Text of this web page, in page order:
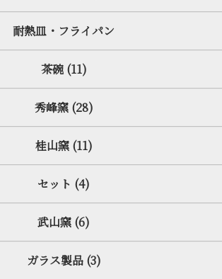
耐熱皿・フライパン
茶碗 (11)
秀峰窯 (28)
桂山窯 (11)
セット (4)
武山窯 (6)
ガラス製品 (3)